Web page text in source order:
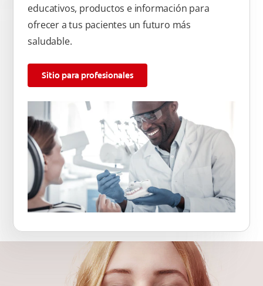
educativos, productos e información para
ofrecer a tus pacientes un futuro más
saludable.
Sitio para profesionales